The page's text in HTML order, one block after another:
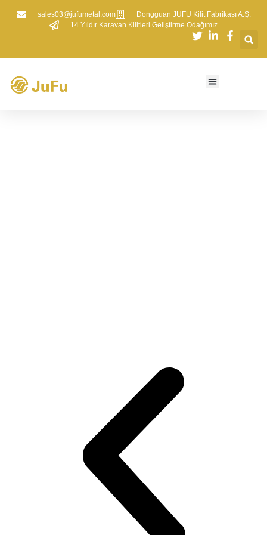
sales03@jufumetal.com
​Dongguan JUFU Kilit Fabrikası A.Ş.
​14 Yıldır Karavan Kilitleri Geliştirme Odağımız